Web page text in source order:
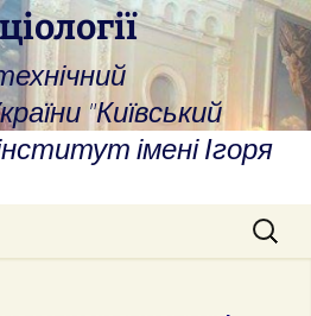
"Київський
імені Ігоря
Search
for: